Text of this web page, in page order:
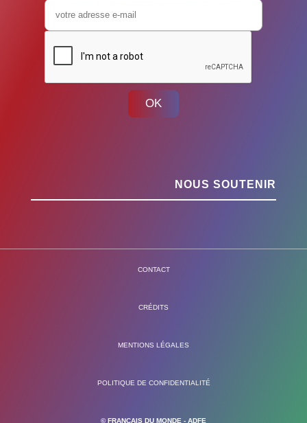
OK
NOUS SOUTENIR
CONTACT
CRÉDITS
MENTIONS LÉGALES
POLITIQUE DE CONFIDENTIALITÉ
© FRANÇAIS DU MONDE - ADFE